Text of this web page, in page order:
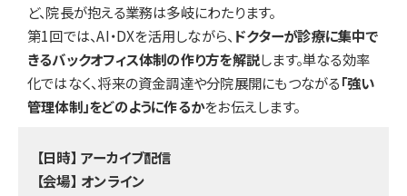
ど、院長が抱える業務は多岐にわたります。
第1回では、AI・DXを活用しながら、 ドクターが診療に集中で
きるバックオフィス体制の作り方を解説します。単なる効率
化ではなく、将来の資金調達や分院展開にもつながる「強い
管理体制」をどのように作るかをお伝えします。
【日時】 アーカイブ配信
【会場】 オンライン